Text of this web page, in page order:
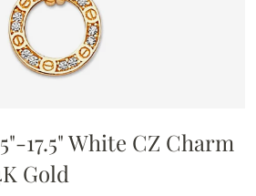
17.5" White CZ Charm
Gold